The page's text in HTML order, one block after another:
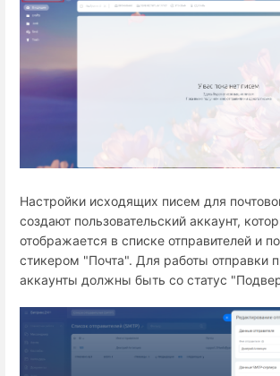
Настройки исходящих писем для
создают пользовательский аккаунт,
отображается в списке отправителей и
стикером "Почта". Для работы отправки
аккаунты должны быть со статус